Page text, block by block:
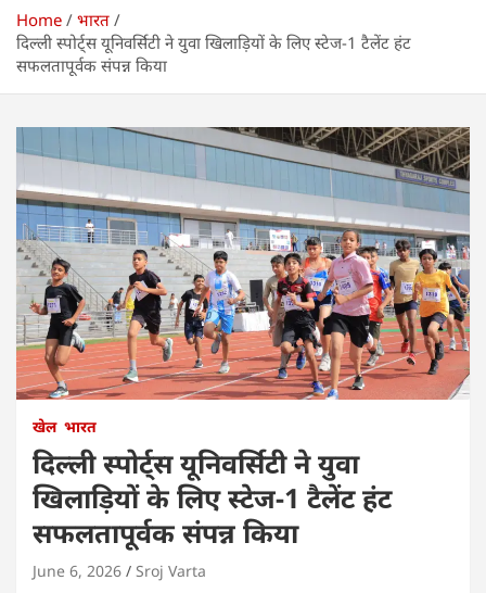
Home
भारत
दिल्ली स्पोर्ट्स यूनिवर्सिटी ने युवा खिलाड़ियों के लिए स्टेज-1 टैलेंट हंट
सफलतापूर्वक संपन्न किया
खेल भारत
दिल्ली स्पोर्ट्स यूनिवर्सिटी ने युवा
खिलाड़ियों के लिए स्टेज-1 टैलेंट हंट
सफलतापूर्वक संपन्न किया
June 6, 2026 Sroj Varta